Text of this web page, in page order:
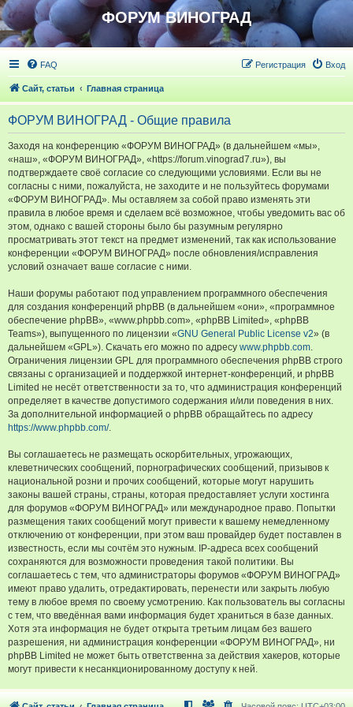
ФОРУМ ВИНОГРАД
FAQ Вход
Регистрация
Сайт, статьи Главная страница
ФОРУМ ВИНОГРАД - Общие правила
Заходя на конференцию «ФОРУМ ВИНОГРАД» (в дальнейшем «мы»,
«наш», «ФОРУМ ВИНОГРАД», «https://forum.vinograd7.ru»), вы
подтверждаете своё согласие со следующими условиями. Если вы не
согласны с ними, пожалуйста, не заходите и не пользуйтесь форумами
«ФОРУМ ВИНОГРАД». Мы оставляем за собой право изменять эти
правила в любое время и сделаем всё возможное, чтобы уведомить вас об
этом, однако с вашей стороны было бы разумным регулярно
просматривать этот текст на предмет изменений, так как использование
конференции «ФОРУМ ВИНОГРАД» после обновления/исправления
условий означает ваше согласие с ними.
Наши форумы работают под управлением программного обеспечения
для создания конференций phpBB (в дальнейшем «они», «программное
обеспечение phpBB», «www.phpbb.com», «phpBB Limited», «phpBB
Teams»), выпущенного по лицензии «GNU General Public License v2» (в
дальнейшем «GPL»). Скачать его можно по адресу www.phpbb.com.
Ограничения лицензии GPL для программного обеспечения phpBB строго
связаны с организацией и поддержкой интернет-конференций, и phpBB
Limited не несёт ответственности за то, что администрация конференций
определяет в качестве допустимого содержания и/или поведения в них.
За дополнительной информацией о phpBB обращайтесь по адресу
https://www.phpbb.com/.
Вы соглашаетесь не размещать оскорбительных, угрожающих,
клеветнических сообщений, порнографических сообщений, призывов к
национальной розни и прочих сообщений, которые могут нарушить
законы вашей страны, страны, которая предоставляет услуги хостинга
для форумов «ФОРУМ ВИНОГРАД» или международное право. Попытки
размещения таких сообщений могут привести к вашему немедленному
отключению от конференции, при этом ваш провайдер будет поставлен в
известность, если мы сочтём это нужным. IP-адреса всех сообщений
сохраняются для возможности проведения такой политики. Вы
соглашаетесь с тем, что администраторы форумов «ФОРУМ ВИНОГРАД»
имеют право удалить, отредактировать, перенести или закрыть любую
тему в любое время по своему усмотрению. Как пользователь вы согласны
с тем, что введённая вами информация будет храниться в базе данных.
Хотя эта информация не будет открыта третьим лицам без вашего
разрешения, ни администрация конференции «ФОРУМ ВИНОГРАД», ни
phpBB Limited не может быть ответственна за действия хакеров, которые
могут привести к несанкционированному доступу к ней.